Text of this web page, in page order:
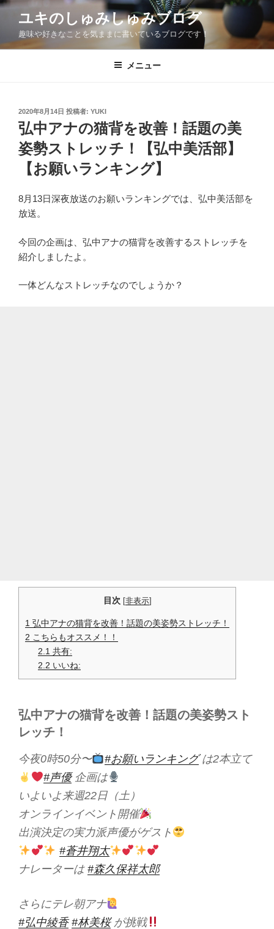
コ
ン
ユキのしゅみしゅみブログ
趣味や好きなことを気ままに書いているブログです！
メニュー
投
稿
日:
2020年8月14日 投稿者: YUKI
弘中アナの猫背を改善！話題の美
姿勢ストレッチ！【弘中美活部】
【お願いランキング】
8月13日深夜放送のお願いランキングでは、弘中美活部を
放送。
今回の企画は、弘中アナの猫背を改善するストレッチを
紹介しましたよ。
一体どんなストレッチなのでしょうか？
目次 [非表示]
1 弘中アナの猫背を改善！話題の美姿勢ストレッチ！
2 こちらもオススメ！！
2.1 共有:
2.2 いいね:
弘中アナの猫背を改善！話題の美姿勢スト
レッチ！
今夜0時50分〜 #お願いランキングは2本立て
#声優企画は
いよいよ来週22日（土）
オンラインイベント開催
出演決定の実力派声優がゲスト
#蒼井翔太
ナレーターは #森久保祥太郎
さらにテレ朝アナ
#弘中綾香 #林美桜が挑戦